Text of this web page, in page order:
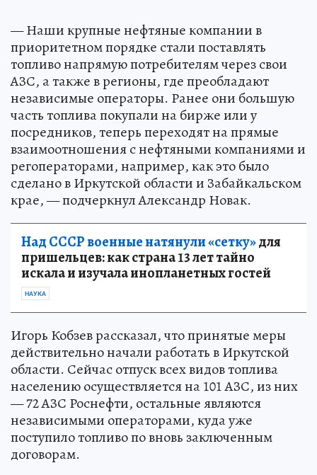
— Наши крупные нефтяные компании в
приоритетном порядке стали поставлять
топливо напрямую потребителям через свои
АЗС, а также в регионы, где преобладают
независимые операторы. Ранее они большую
часть топлива покупали на бирже или у
посредников, теперь переходят на прямые
взаимоотношения с нефтяными компаниями и
регоператорами, например, как это было
сделано в Иркутской области и Забайкальском
крае, — подчеркнул Александр Новак.
Над СССР военные натянули «сетку»для
пришельцев: как страна 13 лет тайно
искала и изучала инопланетных гостей
НАУКА
Игорь Кобзев рассказал, что принятые меры
действительно начали работать в Иркутской
области. Сейчас отпуск всех видов топлива
населению осуществляется на 101 АЗС, из них
— 72 АЗС Роснефти, остальные являются
независимыми операторами, куда уже
поступило топливо по вновь заключенным
договорам.